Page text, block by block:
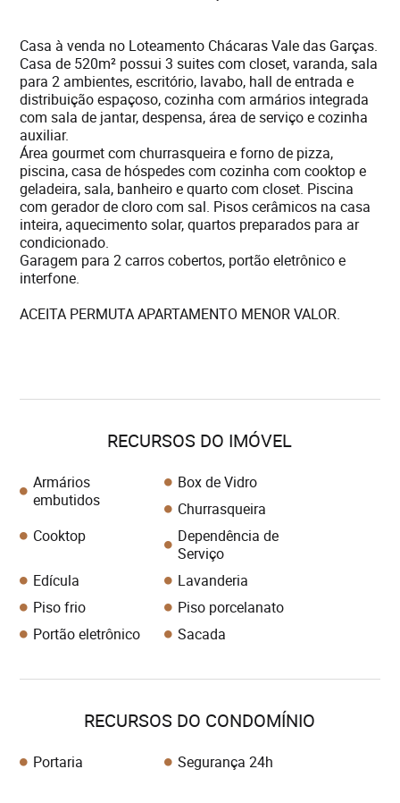
Casa à venda no Loteamento Chácaras Vale das Garças.
Casa de 520m² possui 3 suites com closet, varanda, sala
para 2 ambientes, escritório, lavabo, hall de entrada e
distribuição espaçoso, cozinha com armários integrada
com sala de jantar, despensa, área de serviço e cozinha
auxiliar.
Área gourmet com churrasqueira e forno de pizza,
piscina, casa de hóspedes com cozinha com cooktop e
geladeira, sala, banheiro e quarto com closet. Piscina
com gerador de cloro com sal. Pisos cerâmicos na casa
inteira, aquecimento solar, quartos preparados para ar
condicionado.
Garagem para 2 carros cobertos, portão eletrônico e
interfone.
ACEITA PERMUTA APARTAMENTO MENOR VALOR.
RECURSOS DO IMÓVEL
Armários
embutidos
Box de Vidro
Churrasqueira
Cooktop
Dependência de
Serviço
Edícula
Lavanderia
Piso frio
Piso porcelanato
Portão eletrônico
Sacada
RECURSOS DO CONDOMÍNIO
Portaria Segurança 24h